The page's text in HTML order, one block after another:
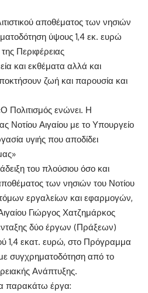
αποθέματος των νησιών
ότηση ύψους 1,4 εκ. ευρώ
της Περιφέρειας
και εκθέματα αλλά και
ζωή και παρουσία και
Ο Πολιτισμός ενώνει. Η
Νοτίου Αιγαίου με το Υπουργείο
υγιής που αποδίδει
άδειξη του πλούσιου όσο και
έματος των νησιών του Νοτίου
όμων εργαλείων και εφαρμογών,
γαίου Γιώργος Χατζημάρκος
δύο έργων (Πράξεων)
1,4 εκατ. ευρώ, στο Πρόγραμμα
συγχρηματοδότηση από το
ής Ανάπτυξης.
παρακάτω έργα: